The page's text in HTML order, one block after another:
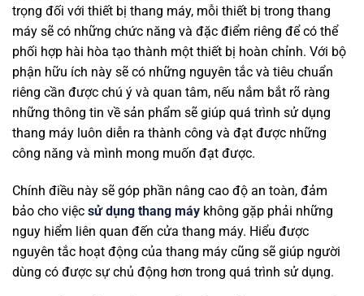
trọng đối với thiết bị thang máy, mỗi thiết bị trong thang
máy sẽ có những chức năng và đặc điểm riêng để có thể
phối hợp hài hòa tạo thành một thiết bị hoàn chỉnh. Với bộ
phận hữu ích này sẽ có những nguyên tắc và tiêu chuẩn
riêng cần được chú ý và quan tâm, nếu nắm bắt rõ ràng
những thông tin về sản phẩm sẽ giúp quá trình sử dụng
thang máy luôn diễn ra thành công và đạt được những
công năng và mình mong muốn đạt được.
Chính điều này sẽ góp phần nâng cao độ an toàn, đảm
bảo cho việc sử dụng thang máy không gặp phải những
nguy hiểm liên quan đến cửa thang máy. Hiểu được
nguyên tắc hoạt động của thang máy cũng sẽ giúp người
dùng có được sự chủ động hơn trong quá trình sử dụng.